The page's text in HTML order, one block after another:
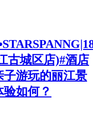
古城区店)#酒店
子游玩的丽江景
如何？